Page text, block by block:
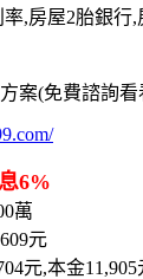
,房屋2胎銀行
案(免費諮詢看
6%
萬
元
元,本金11,905